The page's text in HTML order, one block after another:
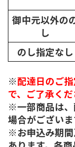
御中元以外の
し
のし指定なし
※配達日のご
で、ご了承くだ
※一部商品は、
場合がございま
※お申込み期